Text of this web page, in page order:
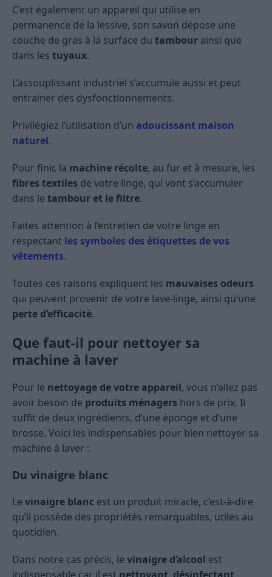
C’est également un appareil qui utilise en
permanence de la lessive, son savon dépose une
couche de gras à la surface du tambour ainsi que
dans les tuyaux.
L’assouplissant industriel s’accumule aussi et peut
entrainer des dysfonctionnements.
Privilégiez l’utilisation d’un adoucissant maison
naturel.
Pour finir, la machine récolte, au fur et à mesure, les
fibres textiles de votre linge, qui vont s’accumuler
dans le tambour et le filtre.
Faites attention à l’entretien de votre linge en
respectant les symboles des étiquettes de vos
vêtements.
Toutes ces raisons expliquent les mauvaises odeurs
qui peuvent provenir de votre lave-linge, ainsi qu’une
perte d’efficacité.
Que faut-il pour nettoyer sa
machine à laver
Pour le nettoyage de votre appareil, vous n’allez pas
avoir besoin de produits ménagers hors de prix. Il
suffit de deux ingrédients, d’une éponge et d’une
brosse. Voici les indispensables pour bien nettoyer sa
machine à laver :
Du vinaigre blanc
Le vinaigre blanc est un produit miracle, c’est-à-dire
qu’il possède des propriétés remarquables, utiles au
quotidien.
Dans notre cas précis, le vinaigre d’alcool est
indispensable car il est nettoyant, désinfectant,